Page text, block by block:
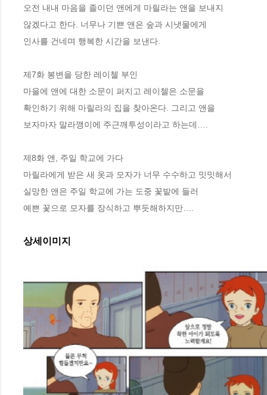
오전 내내 마음을 졸이던 앤에게 마릴라는 앤을 보내지
않겠다고 한다. 너무나 기쁜 앤은 숲과 시냇물에게
인사를 건네며 행복한 시간을 보낸다.
제7화 봉변을 당한 레이첼 부인
마을에 앤에 대한 소문이 퍼지고 레이첼은 소문을
확인하기 위해 마릴라의 집을 찾아온다. 그리고 앤을
보자마자 말라깽이에 주근깨투성이라고 하는데….
제8화 앤, 주일 학교에 가다
마릴라에게 받은 새 옷과 모자가 너무 수수하고 밋밋해서
실망한 앤은 주일 학교에 가는 도중 꽃밭에 들러
예쁜 꽃으로 모자를 장식하고 뿌듯해하지만….
상세이미지